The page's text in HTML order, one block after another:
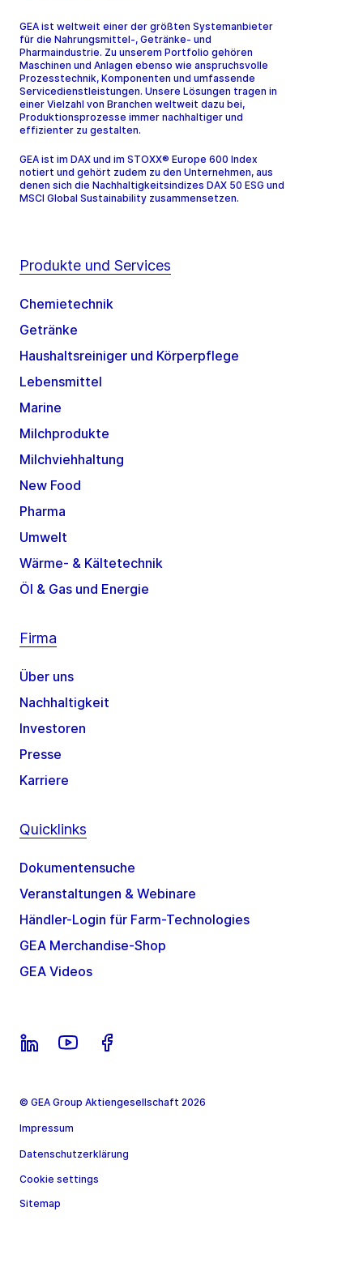
GEA ist weltweit einer der größten Systemanbieter
für die Nahrungsmittel-, Getränke- und
Pharmaindustrie. Zu unserem Portfolio gehören
Maschinen und Anlagen ebenso wie anspruchsvolle
Prozesstechnik, Komponenten und umfassende
Servicedienstleistungen. Unsere Lösungen tragen in
einer Vielzahl von Branchen weltweit dazu bei,
Produktionsprozesse immer nachhaltiger und
effizienter zu gestalten.
GEA ist im DAX und im STOXX® Europe 600 Index
notiert und gehört zudem zu den Unternehmen, aus
denen sich die Nachhaltigkeitsindizes DAX 50 ESG und
MSCI Global Sustainability zusammensetzen.
Produkte und Services
Chemietechnik
Getränke
Haushaltsreiniger und Körperpflege
Lebensmittel
Marine
Milchprodukte
Milchviehhaltung
New Food
Pharma
Umwelt
Wärme- & Kältetechnik
Öl & Gas und Energie
Firma
Über uns
Nachhaltigkeit
Investoren
Presse
Karriere
Quicklinks
Dokumentensuche
Veranstaltungen & Webinare
Händler-Login für Farm-Technologies
GEA Merchandise-Shop
GEA Videos
© GEA Group Aktiengesellschaft 2026
Impressum
Datenschutzerklärung
Cookie settings
Sitemap